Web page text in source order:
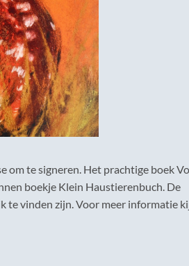
om te signeren. Het prachtige boek
boekje Klein Haustierenbuch. De
te vinden zijn. Voor meer informatie